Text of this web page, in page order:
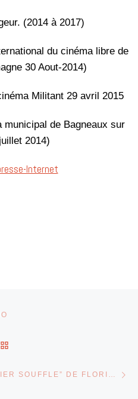
(2014 à 2017)
du cinéma libre de
30 Aout-2014)
Militant 29 avril 2015
municipal de Bagneaux sur
2014)
Internet
SORTIE DU FILM “LE DERNIER SOUFFLE” DE FLORIAN DEBU